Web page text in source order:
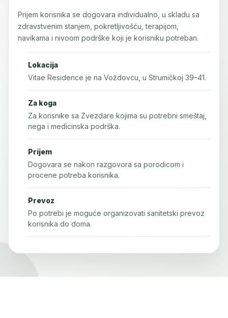
Prijem korisnika se dogovara individualno, u skladu sa
zdravstvenim stanjem, pokretljivošću, terapijom,
navikama i nivoom podrške koji je korisniku potreban.
Lokacija
Vitae Residence je na Voždovcu, u Strumičkoj 39–41.
Za koga
Za korisnike sa Zvezdare kojima su potrebni smeštaj,
nega i medicinska podrška.
Prijem
Dogovara se nakon razgovora sa porodicom i
procene potreba korisnika.
Prevoz
Po potrebi je moguće organizovati sanitetski prevoz
korisnika do doma.